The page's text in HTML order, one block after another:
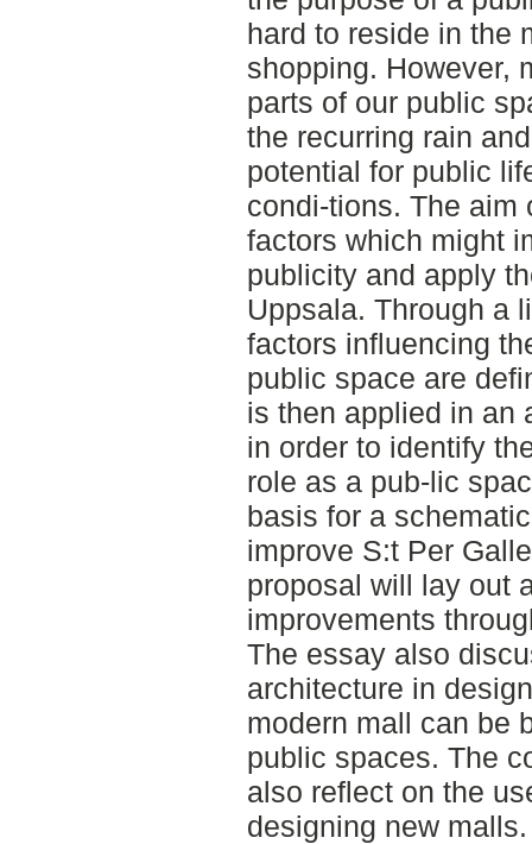
hard to reside in the
shopping. However,
parts of our public
the recurring rain
potential for public
condi-tions. The aim
factors which might
publicity and apply
Uppsala. Through a
factors influencing
public space are
is then applied in an
in order to identify
role as a pub-lic
basis for a
improve S:t Per
proposal will lay out
improvements
The essay also
architecture in
modern mall can be
public spaces. The
also reflect on the
designing new malls.